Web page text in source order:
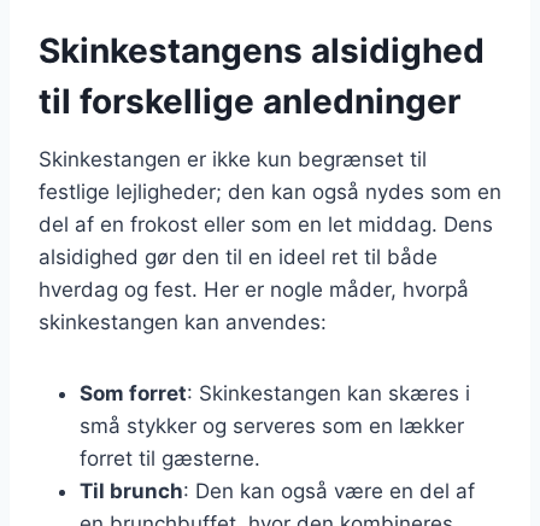
Skinkestangens alsidighed
til forskellige anledninger
Skinkestangen er ikke kun begrænset til
festlige lejligheder; den kan også nydes som en
del af en frokost eller som en let middag. Dens
alsidighed gør den til en ideel ret til både
hverdag og fest. Her er nogle måder, hvorpå
skinkestangen kan anvendes:
Som forret: Skinkestangen kan skæres i
små stykker og serveres som en lækker
forret til gæsterne.
Til brunch: Den kan også være en del af